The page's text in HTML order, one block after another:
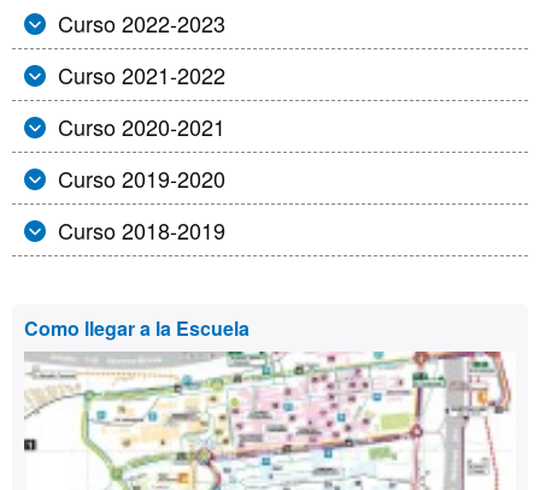
Curso 2022-2023
Curso 2021-2022
Curso 2020-2021
Curso 2019-2020
Curso 2018-2019
Información
complementaria
Como llegar a la Escuela